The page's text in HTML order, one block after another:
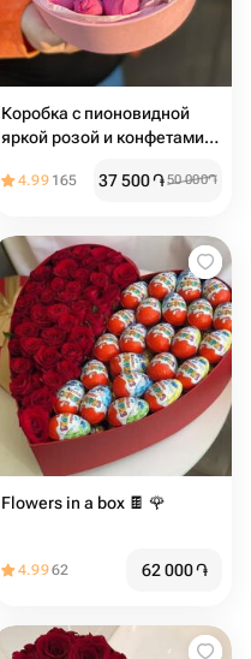
Коробка с пионовидной
яркой розой и конфетами
4.99 165 37 500֏50 000֏
Flowers in a box 🍫 🌹
4.9962 62 000֏